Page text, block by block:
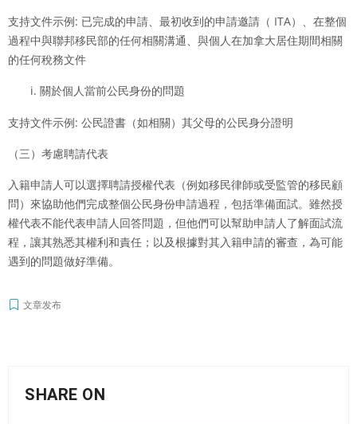
支持文件示例: 已完成的申請、最初收到的申請邀請（ ITA）、在整個
過程中與聯邦移民部的任何相關溝通、與個人在加拿大居住期間相關
的任何稅務文件
關於個人當前公民身份的問題
支持文件示例: 公民證書（如相關）其父母的公民身分證明
（三）考慮聘請代表
入籍申請人可以選擇聘請授權代表（例如移民律師或受監管的移民顧
問）來協助他們完成整個公民身份申請過程，包括準備面試。雖然授
權代表不能代表申請人回答問題，但他們可以幫助申請人了解面試流
程，讓其熟悉其權利和責任；以及根據對其入籍申請的審查，為可能
遇到的問題做好準備。
文章发布
SHARE ON